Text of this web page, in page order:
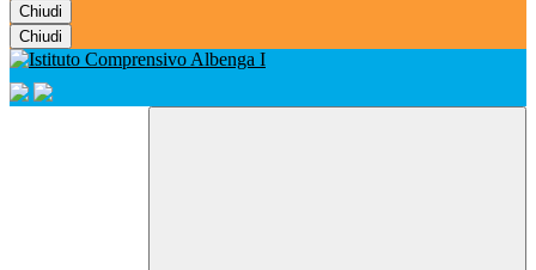
Chiudi
Chiudi